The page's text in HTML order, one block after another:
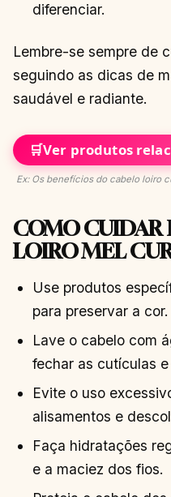
diferenciar.
Lembre-se sempre de
seguindo as dicas de
saudável e radiante.
🛒Ver produtos
Ex: Os benefícios do cabelo loiro
COMO CUIDAR
LOIRO MEL
Use produtos
para preservar a cor.
Lave o cabelo com
fechar as cutículas
Evite o uso
alisamentos e
Faça hidratações
e a maciez dos fios.